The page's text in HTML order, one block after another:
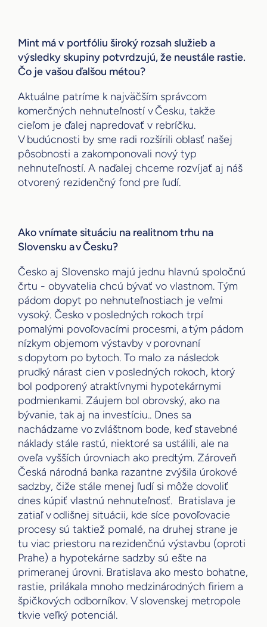
Mint má v portfóliu široký rozsah služieb a
výsledky skupiny potvrdzujú, že neustále rastie.
Čo je vašou ďalšou métou?
Aktuálne patríme k najväčším správcom
komerčných nehnuteľností v Česku, takže
cieľom je ďalej napredovať v rebríčku.
V budúcnosti by sme radi rozšírili oblasť našej
pôsobnosti a zakomponovali nový typ
nehnuteľností. A naďalej chceme rozvíjať aj náš
otvorený rezidenčný fond pre ľudí.
Ako vnímate situáciu na realitnom trhu na
Slovensku a v Česku?
Česko aj Slovensko majú jednu hlavnú spoločnú
črtu - obyvatelia chcú bývať vo vlastnom. Tým
pádom dopyt po nehnuteľnostiach je veľmi
vysoký. Česko v posledných rokoch trpí
pomalými povoľovacími procesmi, a tým pádom
nízkym objemom výstavby v porovnaní
s dopytom po bytoch. To malo za následok
prudký nárast cien v posledných rokoch, ktorý
bol podporený atraktívnymi hypotekárnymi
podmienkami. Záujem bol obrovský, ako na
bývanie, tak aj na investíciu.. Dnes sa
nachádzame vo zvláštnom bode, keď stavebné
náklady stále rastú, niektoré sa ustálili, ale na
oveľa vyšších úrovniach ako predtým. Zároveň
Česká národná banka razantne zvýšila úrokové
sadzby, čiže stále menej ľudí si môže dovoliť
dnes kúpiť vlastnú nehnuteľnosť. Bratislava je
zatiaľ v odlišnej situácii, kde síce povoľovacie
procesy sú taktiež pomalé, na druhej strane je
tu viac priestoru na rezidenčnú výstavbu (oproti
Prahe) a hypotekárne sadzby sú ešte na
primeranej úrovni. Bratislava ako mesto bohatne,
rastie, prilákala mnoho medzinárodných firiem a
špičkových odborníkov. V slovenskej metropole
tkvie veľký potenciál.